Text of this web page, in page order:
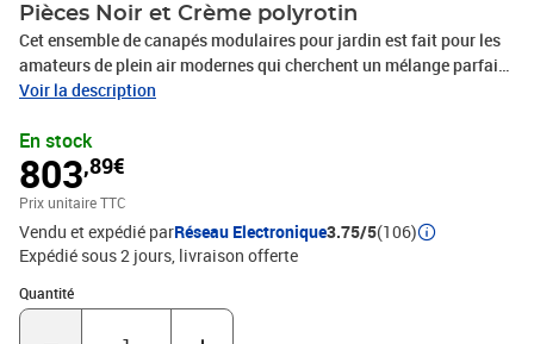
Pièces Noir et Crème polyrotin
Cet ensemble de canapés modulaires pour jardin est fait pour les
amateurs de plein air modernes qui cherchent un mélange parfait
de fonctionnalité, de style et de durabilité. Avec un aspect
terrasse, créant un coin sympa pour se rassembler et se détendre.
Chaque module peut être réorganisé, parfait pour passer du temps
avec des amis ou pour profiter de moments de paix dehors.
Matériaux de qualité Fabriqué en poly rattan de premier choix, cet
ensemble est fait pour supporter les environnements extérieurs. La
surface de la table est en bois d'acacia massif, ajoutant une
élégance naturelle à votre espace extérieur.Composants pratiques
Avec des pieds en poteau pour une meilleure stabilité, chaque
Voir la description
En stock
803,89€
Prix unitaire TTC
Vendu et expédié parRéseau Electronique3.75/5(106)
Expédié sous 2 jours livraison offerte
Quantité
Quantité : 1